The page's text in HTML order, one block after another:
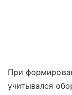
При
учитывался